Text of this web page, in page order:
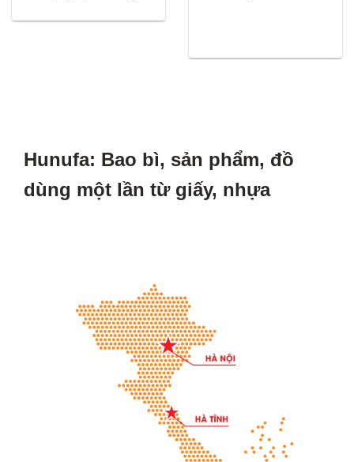
Hunufa: Bao bì, sản phẩm, đồ
dùng một lần từ giấy, nhựa